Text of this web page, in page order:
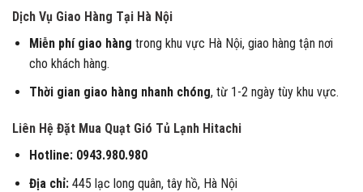
Dịch Vụ Giao Hàng Tại Hà Nội
Miễn phí giao hàng trong khu vực Hà Nội, giao hàng tận nơi
cho khách hàng.
Thời gian giao hàng nhanh chóng, từ 1-2 ngày tùy khu vực.
Liên Hệ Đặt Mua Quạt Gió Tủ Lạnh Hitachi
Hotline: 0943.980.980
Địa chỉ:445 lạc long quân, tây hồ, Hà Nội